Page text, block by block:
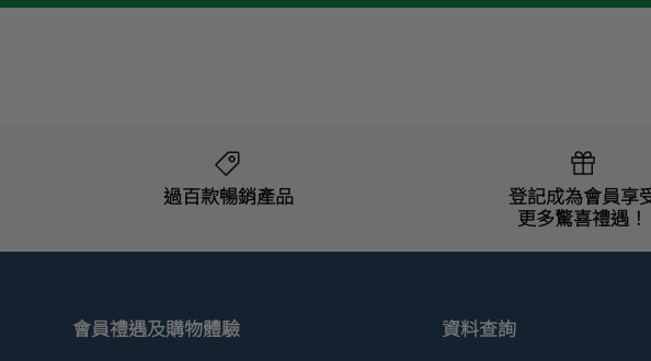
過百款暢銷產品
登記成為會員享
更多驚喜禮遇！
會員禮遇及購物體驗 資料查詢